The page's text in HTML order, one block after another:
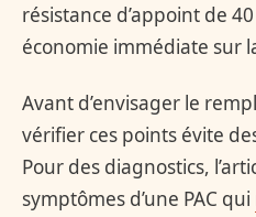
résistance d’appoint de
économie immédiate sur
Avant d’envisager le
vérifier ces points évite
Pour des diagnostics,
symptômes d’une PAC qui